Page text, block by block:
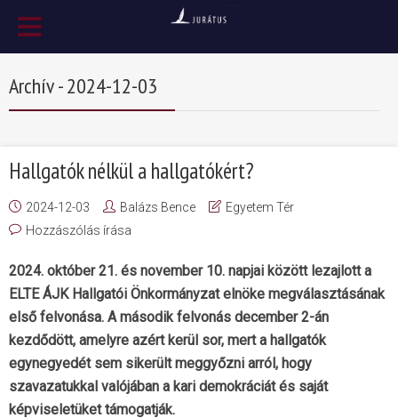
Archív - 2024-12-03
Hallgatók nélkül a hallgatókért?
2024-12-03 Balázs Bence
Egyetem Tér
Hozzászólás írása
2024. október 21. és november 10. napjai között lezajlott a
ELTE ÁJK Hallgatói Önkormányzat elnöke megválasztásának
első felvonása. A második felvonás december 2-án
kezdődött, amelyre azért kerül sor, mert a hallgatók
egynegyedét sem sikerült meggyőzni arról, hogy
szavazatukkal valójában a kari demokráciát és saját
képviseletüket támogatják.